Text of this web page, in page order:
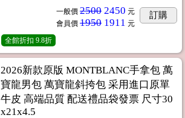
一般價 2500 2450 元
會員價 1950 1911 元
訂購
全館折扣 9.8折
2026新款原版 MONTBLANC手拿包 萬
寶龍男包 萬寶龍斜挎包 采用進口原單
牛皮 高端品質 配送禮品袋發票 尺寸30
x21x4.5